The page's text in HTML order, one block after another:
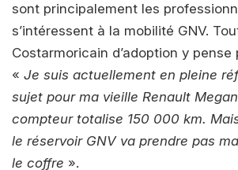
sont principalement les
s’intéressent à la mobilité GNV.
Costarmoricain d’adoption y pense
« Je suis actuellement en pleine
sujet pour ma vieille Renault
compteur totalise 150 000 km.
le réservoir GNV va prendre pas
le coffre ».